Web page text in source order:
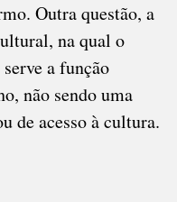
Outra questão, a
na qual o
a função
não sendo uma
de acesso à cultura.